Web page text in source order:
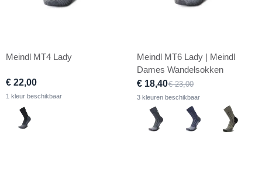
Meindl MT4 Lady
€ 22,00
1 kleur beschikbaar
Meindl MT6 Lady | Meindl
Dames Wandelsokken
€ 18,40€ 23,00
3 kleuren beschikbaar